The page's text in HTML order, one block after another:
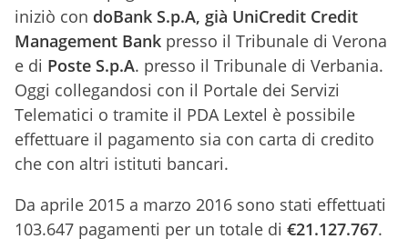
iniziò con doBank S.p.A, già UniCredit Credit
Management Bank presso il Tribunale di Verona
e di Poste S.p.A. presso il Tribunale di Verbania.
Oggi collegandosi con il Portale dei Servizi
Telematici o tramite il PDA Lextel è possibile
effettuare il pagamento sia con carta di credito
che con altri istituti bancari.
Da aprile 2015 a marzo 2016 sono stati effettuati
103.647 pagamenti per un totale di €21.127.767.